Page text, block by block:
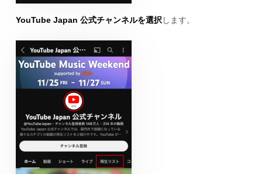
YouTube Japan 公式チャンネルを選択 します。